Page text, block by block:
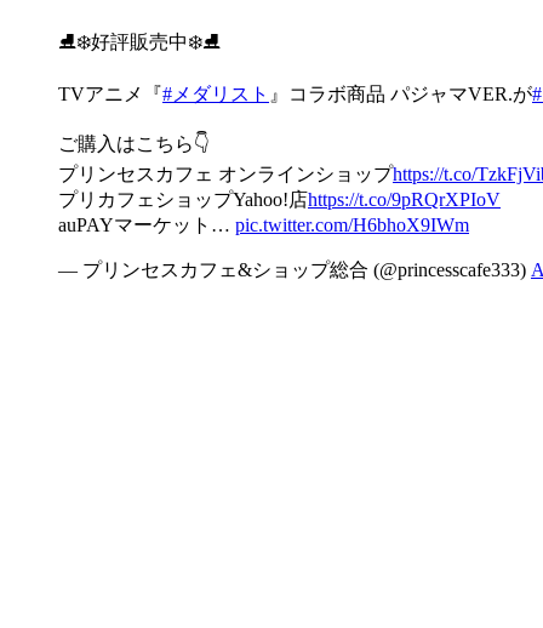
⛸❄️好評販売中❄️⛸
TVアニメ『#メダリスト 』コラボ商品 パジャマVER.が
ご購入はこちら👇
プリンセスカフェ オンラインショップhttps://t.co/
プリカフェショップYahoo!店https://t.co/9pRQrXPIoV
auPAYマーケット… pic.twitter.com/H6bhoX9IWm
— プリンセスカフェ&ショップ総合 (@princesscafe333)